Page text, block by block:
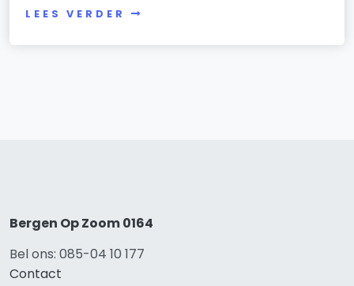
LEES VERDER
Bergen Op Zoom 0164
Bel ons: 085-04 10 177
Contact